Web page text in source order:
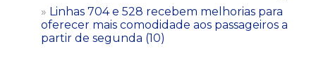
Linhas 704 e 528 recebem melhorias para
oferecer mais comodidade aos passageiros a
partir de segunda (10)